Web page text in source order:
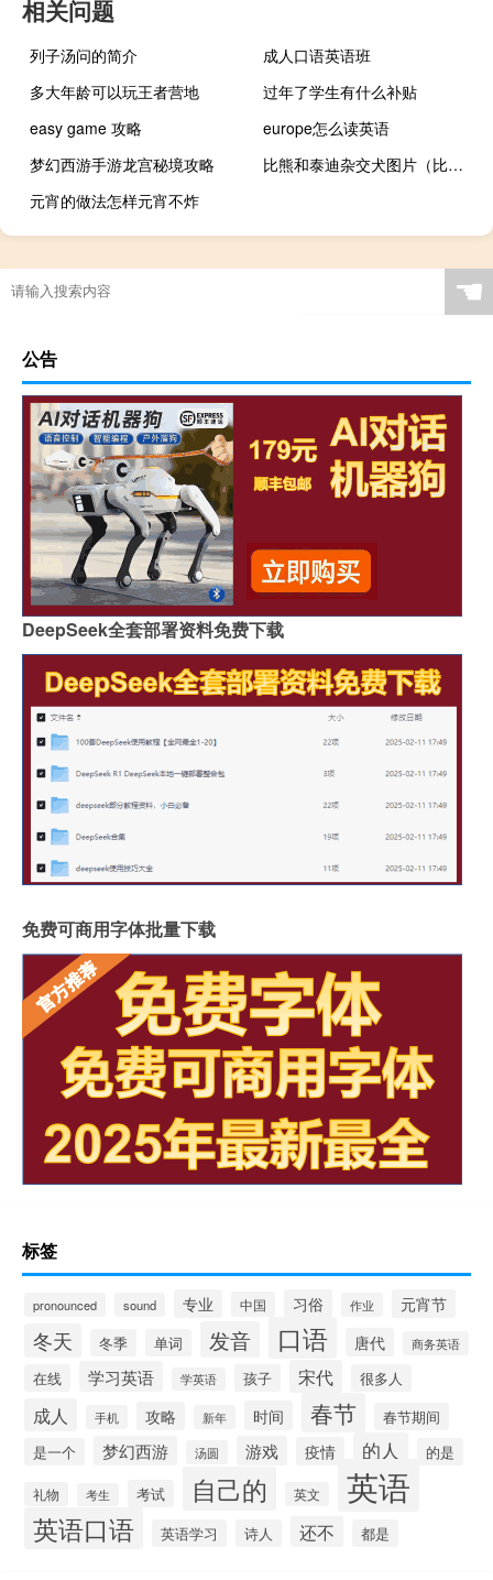
相关问题
列子汤问的简介
成人口语英语班
多大年龄可以玩王者营地
过年了学生有什么补贴
easy game 攻略
europe怎么读英语
梦幻西游手游龙宫秘境攻略
比熊和泰迪杂交犬图片（比熊和泰迪有啥区别）
元宵的做法怎样元宵不炸
☚
公告
DeepSeek全套部署资料免费下载
免费可商用字体批量下载
标签
pronounced sound 专业 中国 习俗 作业 元宵节
冬天 冬季 单词 发音 口语 唐代 商务英语
在线 学习英语 学英语 孩子 宋代 很多人
成人 手机 攻略 新年 时间 春节
春节期间
是一个
梦幻西游 汤圆 游戏 疫情 的人 的是
礼物 考生 考试 自己的 英文 英语
英语口语 英语学习 诗人 还不 都是